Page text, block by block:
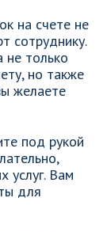
на счете не
сотруднику.
не только
но также
желаете
под рукой
услуг. Вам
для